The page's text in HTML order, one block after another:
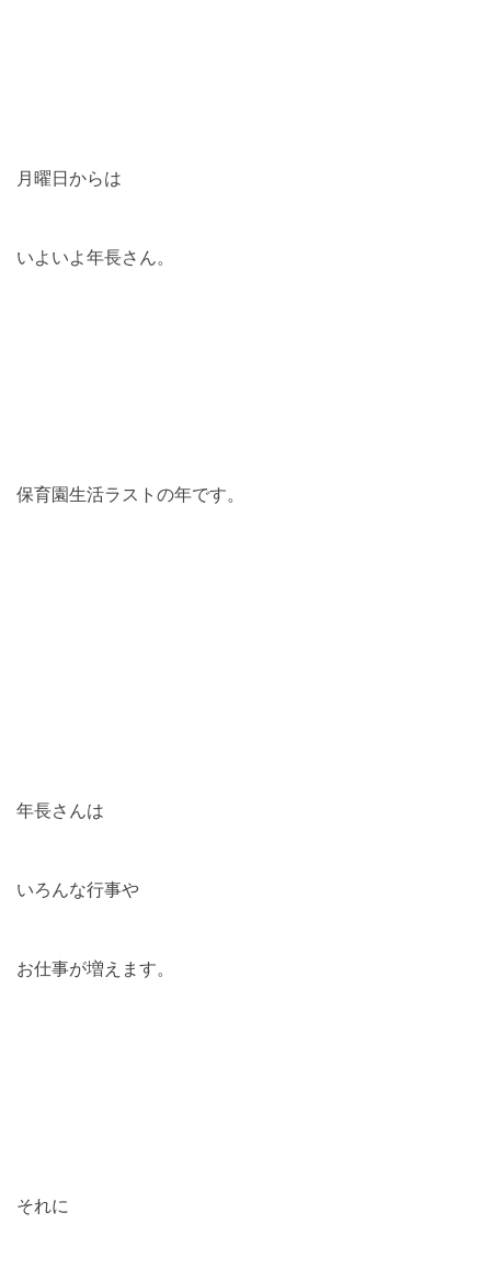
月曜日からは
いよいよ年長さん。
保育園生活ラストの年です。
年長さんは
いろんな行事や
お仕事が増えます。
それに